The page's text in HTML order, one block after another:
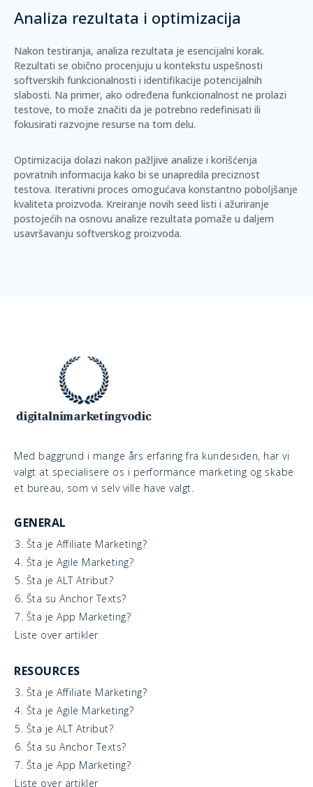
Analiza rezultata i optimizacija
Nakon testiranja, analiza rezultata je esencijalni korak.
Rezultati se obično procenjuju u kontekstu uspešnosti
softverskih funkcionalnosti i identifikacije potencijalnih
slabosti. Na primer, ako određena funkcionalnost ne prolazi
testove, to može značiti da je potrebno redefinisati ili
fokusirati razvojne resurse na tom delu.
Optimizacija dolazi nakon pažljive analize i korišćenja
povratnih informacija kako bi se unapredila preciznost
testova. Iterativni proces omogućava konstantno poboljšanje
kvaliteta proizvoda. Kreiranje novih seed listi i ažuriranje
postojećih na osnovu analize rezultata pomaže u daljem
usavršavanju softverskog proizvoda.
Med baggrund i mange års erfaring fra kundesiden, har vi
valgt at specialisere os i performance marketing og skabe
et bureau, som vi selv ville have valgt.
GENERAL
3. Šta je Affiliate Marketing?
4. Šta je Agile Marketing?
5. Šta je ALT Atribut?
6. Šta su Anchor Texts?
7. Šta je App Marketing?
Liste over artikler
RESOURCES
3. Šta je Affiliate Marketing?
4. Šta je Agile Marketing?
5. Šta je ALT Atribut?
6. Šta su Anchor Texts?
7. Šta je App Marketing?
Liste over artikler